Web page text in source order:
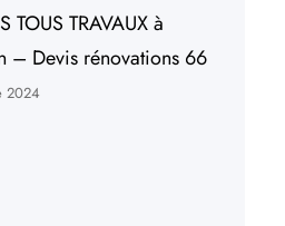
TOUS TRAVAUX à
– Devis rénovations 66
2024